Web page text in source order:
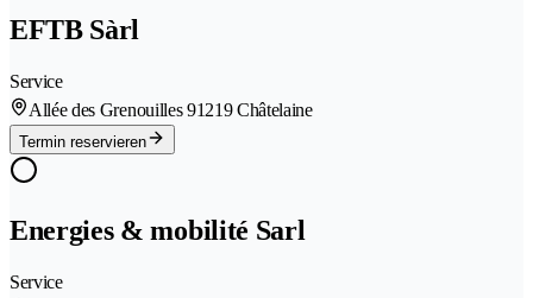
EFTB Sàrl
Service
Allée des Grenouilles 91219 Châtelaine
Termin reservieren
Energies & mobilité Sarl
Service